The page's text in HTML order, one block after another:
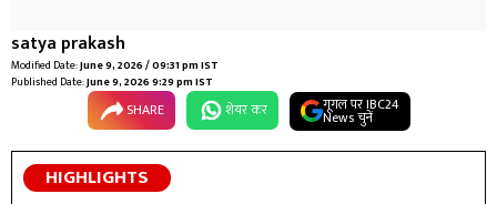
satya prakash
Modified Date:June 9, 2026 / 09:31 pm IST
Published Date:June 9, 2026 9:29 pm IST
SHARE शेयर कर गूगल पर IBC24
News चुनें
HIGHLIGHTS